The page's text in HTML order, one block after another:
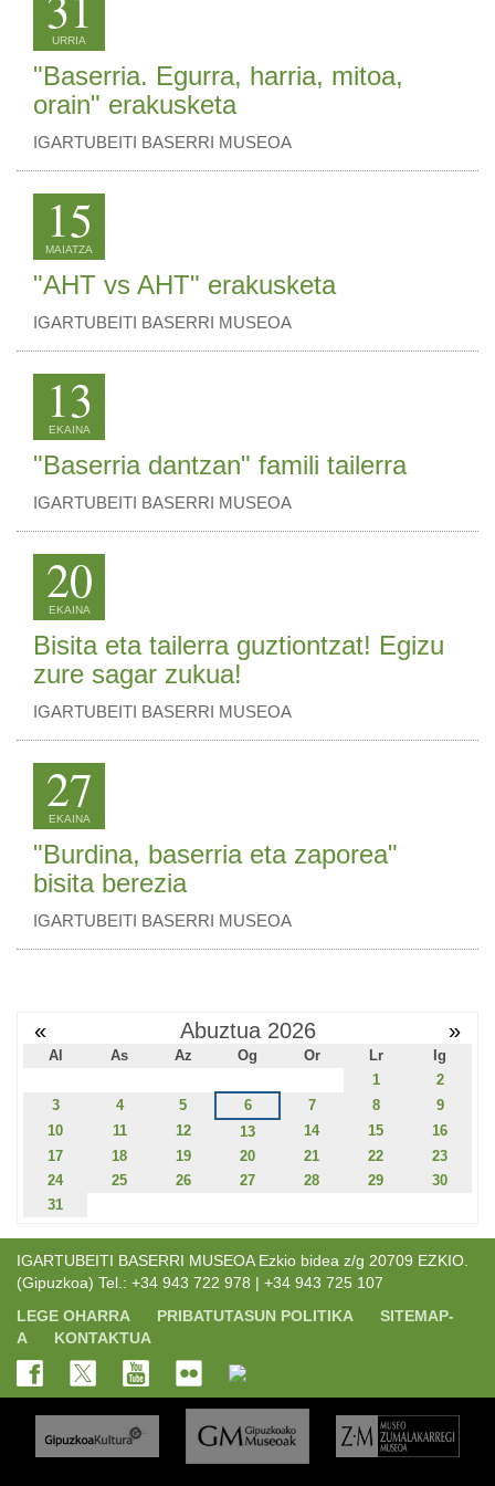
URRIA
"Baserria. Egurra, harria, mitoa,
orain" erakusketa
IGARTUBEITI BASERRI MUSEOA
15
MAIATZA
"AHT vs AHT" erakusketa
IGARTUBEITI BASERRI MUSEOA
13
EKAINA
"Baserria dantzan" famili tailerra
IGARTUBEITI BASERRI MUSEOA
20
EKAINA
Bisita eta tailerra guztiontzat! Egizu
zure sagar zukua!
IGARTUBEITI BASERRI MUSEOA
27
EKAINA
"Burdina, baserria eta zaporea"
bisita berezia
IGARTUBEITI BASERRI MUSEOA
« Abuztua 2026 »
Al As Az Og Or Lr
Ig
1
2
3
4 5 6 7 8
9
10
11 12 13 14 15
16
17
18 19 20 21 22
23
24
25 26 27 28 29
30
31
IGARTUBEITI BASERRI MUSEOA Ezkio bidea z/g 20709 EZKIO.
(Gipuzkoa) Tel.: +34 943 722 978 | +34 943 725 107
LEGE OHARRA
PRIBATUTASUN POLITIKA
SITEMAP-
A
KONTAKTUA